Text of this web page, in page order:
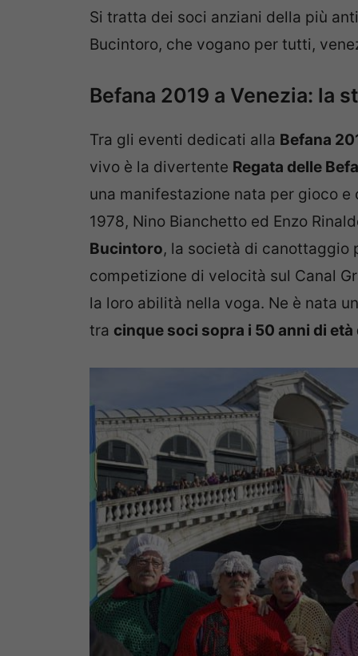
Si tratta dei soci anziani della più
Bucintoro, che vogano per tutti,
Befana 2019 a Venezia: la
Tra gli eventi dedicati alla Befana
vivo è la divertente Regata delle
una manifestazione nata per gioco e
1978, Nino Bianchetto ed Enzo
Bucintoro, la società di canottaggio
competizione di velocità sul Canal
la loro abilità nella voga. Ne è nata
tra cinque soci sopra i 50 anni di